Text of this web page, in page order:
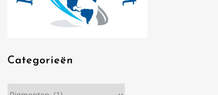
Categorieën
Categorieën